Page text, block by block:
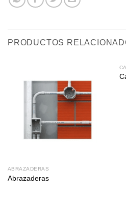
PRODUCTOS
ABRAZADERAS
Abrazaderas